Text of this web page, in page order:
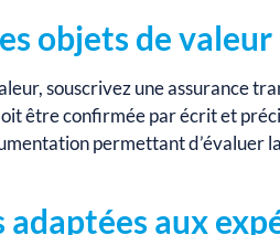
objets de valeur
souscrivez une assurance
être confirmée par écrit et
permettant d’évaluer
adaptées aux